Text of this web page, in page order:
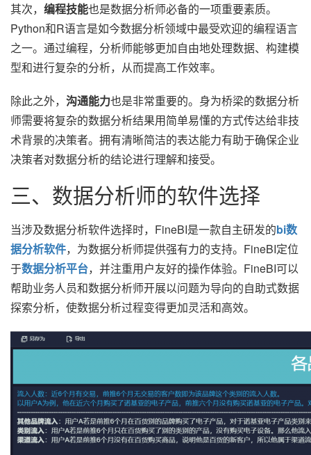
其次， 编程技能也是数据分析师必备的一项重要素质。
Python和R语言是如今数据分析领域中最受欢迎的编程语言
之一。通过编程，分析师能够更加自由地处理数据、构建模
型和进行复杂的分析，从而提高工作效率。
除此之外， 沟通能力也是非常重要的。身为桥梁的数据分析
师需要将复杂的数据分析结果用简单易懂的方式传达给非技
术背景的决策者。拥有清晰简洁的表达能力有助于确保企业
决策者对数据分析的结论进行理解和接受。
三、数据分析师的软件选择
当涉及数据分析软件选择时，FineBI是一款自主研发的bi数
据分析软件，为数据分析师提供强有力的支持。FineBI定位
于数据分析平台，并注重用户友好的操作体验。FineBI可以
帮助业务人员和数据分析师开展以问题为导向的自助式数据
探索分析，使数据分析过程变得更加灵活和高效。